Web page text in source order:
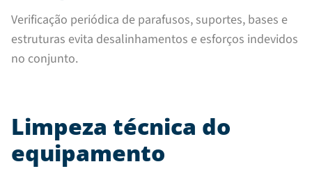
Verificação periódica de parafusos, suportes, bases e
estruturas evita desalinhamentos e esforços indevidos
no conjunto.
Limpeza técnica do
equipamento